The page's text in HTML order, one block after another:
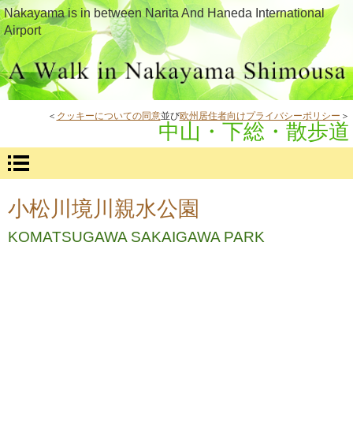
Nakayama is in between Narita And Haneda International
Airport
＜ クッキーについての同意並び欧州居住者向けプライバシーポリシー ＞
中山・下総・散歩道
小松川境川親水公園
KOMATSUGAWA SAKAIGAWA PARK